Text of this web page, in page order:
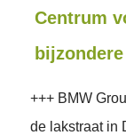
Centrum
+++ BMW
de lakstraat in